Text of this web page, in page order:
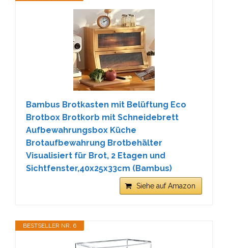
Bambus Brotkasten mit Belüftung Eco
Brotbox Brotkorb mit Schneidebrett
Aufbewahrungsbox Küche
Brotaufbewahrung Brotbehälter
Visualisiert für Brot, 2 Etagen und
Sichtfenster,40x25x33cm (Bambus)
Siehe auf Amazon
BESTSELLER NR. 6